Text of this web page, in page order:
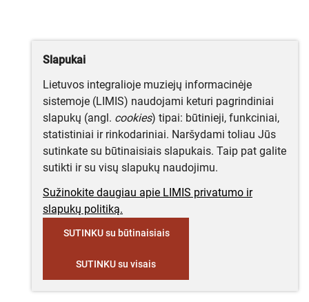
Slapukai
Lietuvos integralioje muziejų informacinėje
sistemoje (LIMIS) naudojami keturi pagrindiniai
slapukų (angl. cookies) tipai: būtinieji, funkciniai,
statistiniai ir rinkodariniai. Naršydami toliau Jūs
sutinkate su būtinaisiais slapukais. Taip pat galite
sutikti ir su visų slapukų naudojimu.
Sužinokite daugiau apie LIMIS privatumo ir
slapukų politiką.
SUTINKU su būtinaisiais
SUTINKU su visais